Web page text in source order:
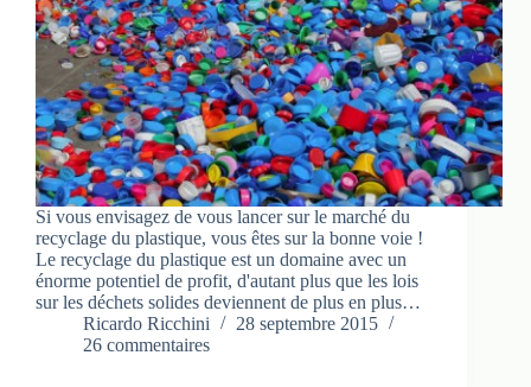
Si vous envisagez de vous lancer sur le marché du
recyclage du plastique, vous êtes sur la bonne voie !
Le recyclage du plastique est un domaine avec un
énorme potentiel de profit, d'autant plus que les lois
sur les déchets solides deviennent de plus en plus…
Ricardo Ricchini
28 septembre 2015
26 commentaires